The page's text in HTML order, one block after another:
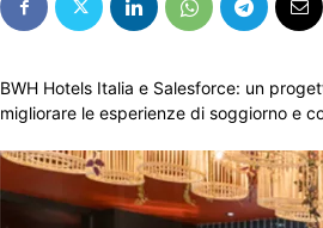
BWH Hotels Italia e Salesforce: un
migliorare le esperienze di soggiorno e